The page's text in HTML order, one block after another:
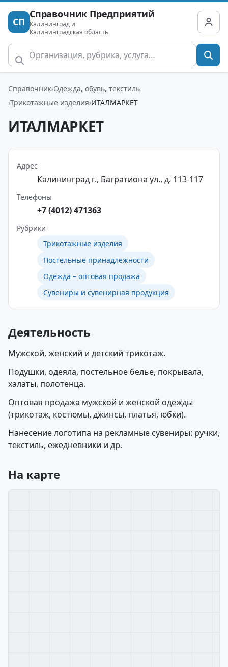
СП
Справочник Предприятий
Калининград и
Калининградская область
Справочник Одежда, обувь, текстиль
Трикотажные изделия ИТАЛМАРКЕТ
ИТАЛМАРКЕТ
Адрес
Калининград г., Багратиона ул., д. 113-117
Телефоны
+7 (4012) 471363
Рубрики
Трикотажные изделия
Постельные принадлежности
Одежда – оптовая продажа
Сувениры и сувенирная продукция
Деятельность
Мужской, женский и детский трикотаж.
Подушки, одеяла, постельное белье, покрывала,
халаты, полотенца.
Оптовая продажа мужской и женской одежды
(трикотаж, костюмы, джинсы, платья, юбки).
Нанесение логотипа на рекламные сувениры: ручки,
текстиль, ежедневники и др.
На карте